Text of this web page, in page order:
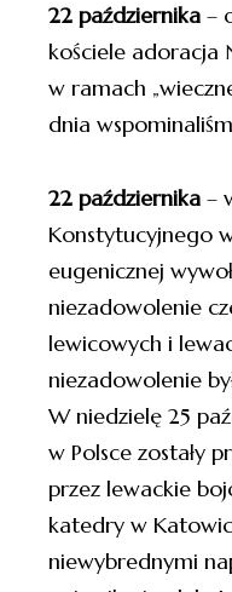
22 października –
kościele adoracja
w ramach
dnia
22 października –
Konstytucyjnego
eugenicznej
niezadowolenie
lewicowych i
niezadowolenie
W niedzielę 25
w Polsce zostały
przez lewackie
katedry w
niewybrednymi